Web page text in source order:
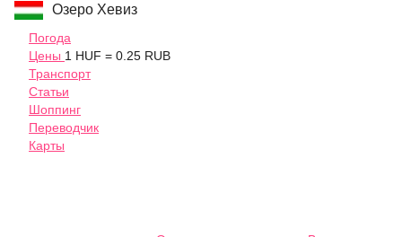
Озеро Хевиз
Погода
Цены 1 HUF = 0.25 RUB
Транспорт
Статьи
Шоппинг
Переводчик
Карты